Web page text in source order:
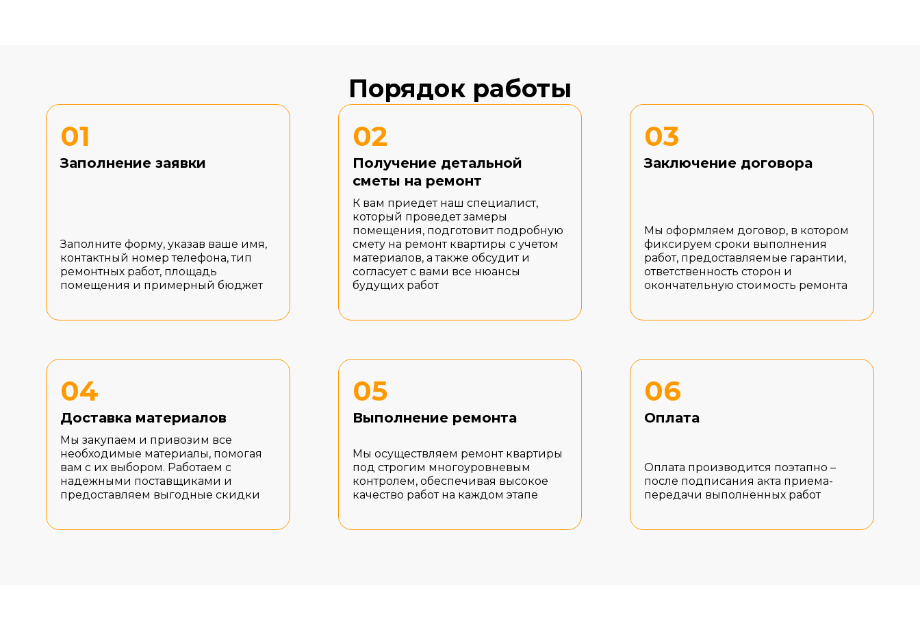
Порядок работы
01
Заполнение заявки
Заполните форму, указав ваше имя,
контактный номер телефона, тип
ремонтных работ, площадь
помещения и примерный бюджет
02
Получение детальной
сметы на ремонт
К вам приедет наш специалист,
который проведет замеры
помещения, подготовит подробную
смету на ремонт квартиры с учетом
материалов, а также обсудит и
согласует с вами все нюансы
будущих работ
03
Заключение договора
Мы оформляем договор, в котором
фиксируем сроки выполнения
работ, предоставляемые гарантии,
ответственность сторон и
окончательную стоимость ремонта
04
Доставка материалов
Мы закупаем и привозим все
необходимые материалы, помогая
вам с их выбором. Работаем с
надежными поставщиками и
предоставляем выгодные скидки
05
Выполнение ремонта
Мы осуществляем ремонт квартиры
под строгим многоуровневым
контролем, обеспечивая высокое
качество работ на каждом этапе
06
Оплата
Оплата производится поэтапно –
после подписания акта приема-
передачи выполненных работ